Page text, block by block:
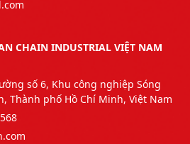
CHAIN INDUSTRIAL VIỆT NAM
số 6, Khu công nghiệp Sóng
Thành phố Hồ Chí Minh, Việt Nam